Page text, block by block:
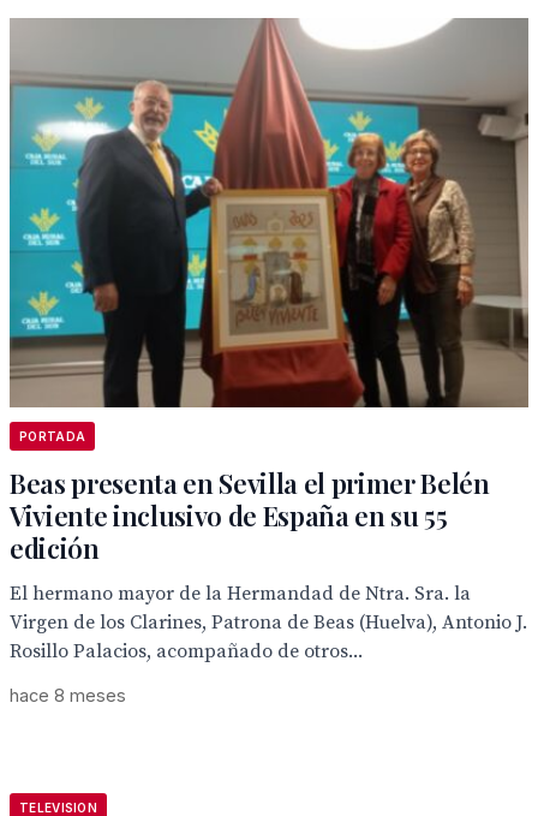
PORTADA
Beas presenta en Sevilla el primer Belén
Viviente inclusivo de España en su 55
edición
El hermano mayor de la Hermandad de Ntra. Sra. la
Virgen de los Clarines, Patrona de Beas (Huelva), Antonio J.
Rosillo Palacios, acompañado de otros...
hace 8 meses
TELEVISION